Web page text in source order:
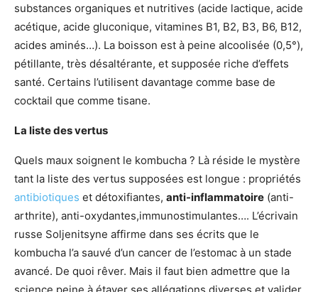
substances organiques et nutritives (acide lactique, acide
acétique, acide gluconique, vitamines B1, B2, B3, B6, B12,
acides aminés…). La boisson est à peine alcoolisée (0,5°),
pétillante, très désaltérante, et supposée riche d’effets
santé. Certains l’utilisent davantage comme base de
cocktail que comme tisane.
La liste des vertus
Quels maux soignent le kombucha ? Là réside le mystère
tant la liste des vertus supposées est longue : propriétés
antibiotiques et détoxifiantes, anti-inflammatoire (anti-
arthrite), anti-oxydantes,immunostimulantes…. L’écrivain
russe Soljenitsyne affirme dans ses écrits que le
kombucha l’a sauvé d’un cancer de l’estomac à un stade
avancé. De quoi rêver. Mais il faut bien admettre que la